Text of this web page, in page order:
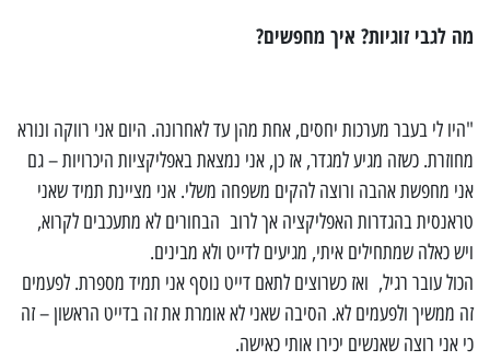
מה לגבי זוגיות? איך מחפשים?
"היו לי בעבר מערכות יחסים, אחת מהן עד לאחרונה. היום אני רווקה ונורא
מחוזרת. כשזה מגיע למגדר, אז כן, אני נמצאת באפליקציות היכרויות – גם
אני מחפשת אהבה ורוצה להקים משפחה משלי. אני מציינת תמיד שאני
טראנסית בהגדרות האפליקציה אך לרוב הבחורים לא מתעכבים לקרוא,
ויש כאלה שמתחילים איתי, מגיעים לדייט ולא מבינים.
הכול עובר רגיל, ואז כשרוצים לתאם דייט נוסף אני תמיד מספרת. לפעמים
זה ממשיך ולפעמים לא. הסיבה שאני לא אומרת את זה בדייט הראשון – זה
כי אני רוצה שאנשים יכירו אותי כאישה.